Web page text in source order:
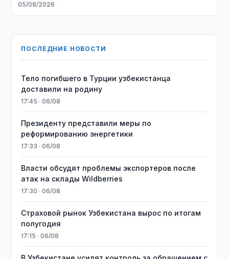
05/08/2026
ПОСЛЕДНИЕ НОВОСТИ
Тело погибшего в Турции узбекистанца
доставили на родину
17:45 · 06/08
Президенту представили меры по
реформированию энергетики
17:33 · 06/08
Власти обсудят проблемы экспортеров после
атак на склады Wildberries
17:30 · 06/08
Страховой рынок Узбекистана вырос по итогам
полугодия
17:15 · 06/08